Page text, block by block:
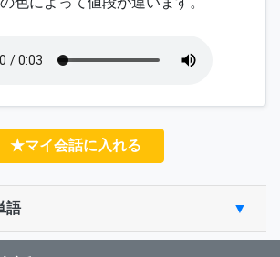
★マイ会話に入れる
語